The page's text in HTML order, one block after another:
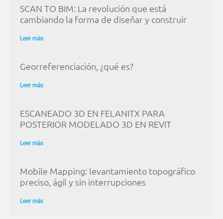
SCAN TO BIM: La revolución que está
cambiando la forma de diseñar y construir
Leer más
Georreferenciación, ¿qué es?
Leer más
ESCANEADO 3D EN FELANITX PARA
POSTERIOR MODELADO 3D EN REVIT
Leer más
Mobile Mapping: levantamiento topográfico
preciso, ágil y sin interrupciones
Leer más